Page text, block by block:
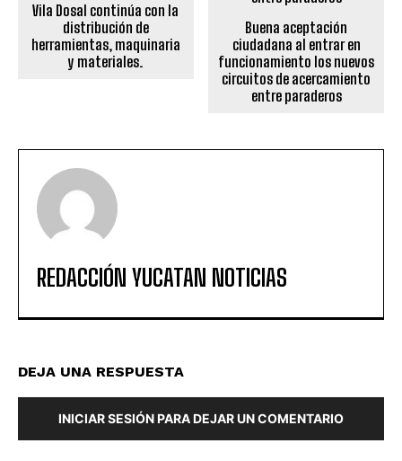
Vila Dosal continúa con la
distribución de
herramientas, maquinaria
y materiales.
Buena aceptación
ciudadana al entrar en
funcionamiento los nuevos
circuitos de acercamiento
entre paraderos
REDACCIÓN YUCATAN NOTICIAS
DEJA UNA RESPUESTA
INICIAR SESIÓN PARA DEJAR UN COMENTARIO